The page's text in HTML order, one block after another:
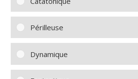
Périlleuse
Dynamique